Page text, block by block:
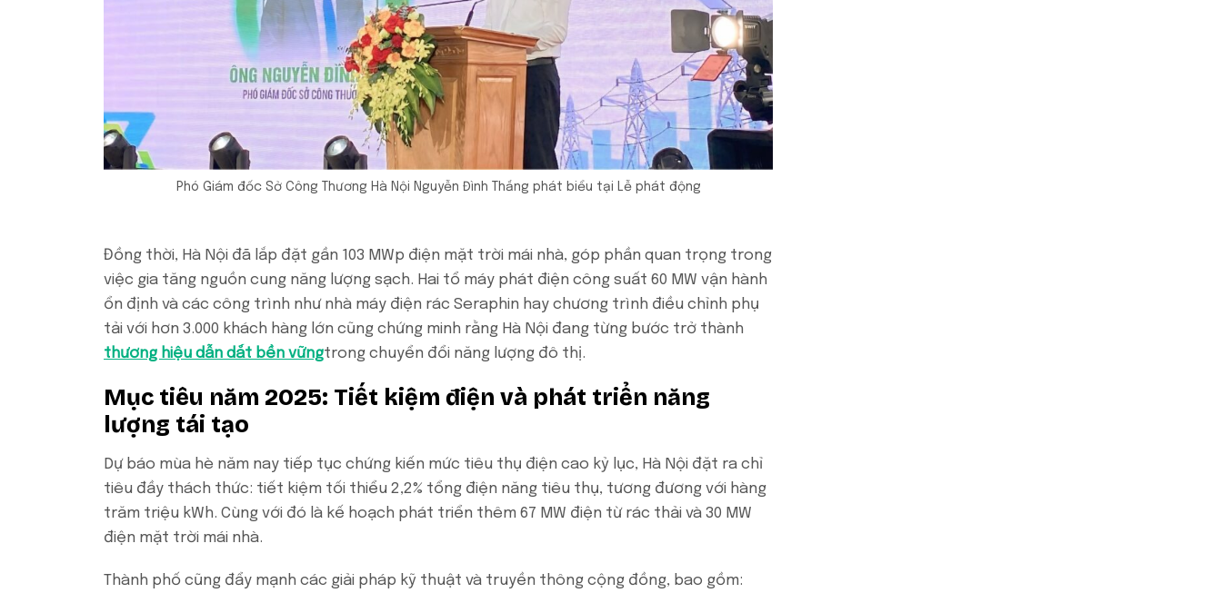
Phó Giám đốc Sở Công Thương Hà Nội Nguyễn Đình Thắng phát biểu tại Lễ phát động
Đồng thời, Hà Nội đã lắp đặt gần 103 MWp điện mặt trời mái nhà, góp phần quan trọng trong
việc gia tăng nguồn cung năng lượng sạch. Hai tổ máy phát điện công suất 60 MW vận hành
ổn định và các công trình như nhà máy điện rác Seraphin hay chương trình điều chỉnh phụ
tải với hơn 3.000 khách hàng lớn cũng chứng minh rằng Hà Nội đang từng bước trở thành
thương hiệu dẫn dắt bền vữngtrong chuyển đổi năng lượng đô thị.
Mục tiêu năm 2025: Tiết kiệm điện và phát triển năng
lượng tái tạo
Dự báo mùa hè năm nay tiếp tục chứng kiến mức tiêu thụ điện cao kỷ lục, Hà Nội đặt ra chỉ
tiêu đầy thách thức: tiết kiệm tối thiểu 2,2% tổng điện năng tiêu thụ, tương đương với hàng
trăm triệu kWh. Cùng với đó là kế hoạch phát triển thêm 67 MW điện từ rác thải và 30 MW
điện mặt trời mái nhà.
Thành phố cũng đẩy mạnh các giải pháp kỹ thuật và truyền thông cộng đồng, bao gồm: